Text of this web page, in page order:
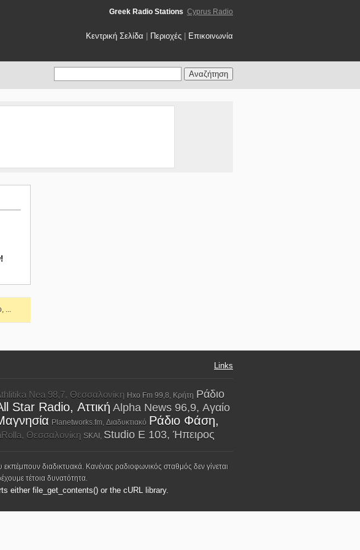
Greek Radio Stations Cyprus Radio
Κεντρική Σελίδα Περιοχές Επικοινωνία
...
Links
Nea 98,7, Θεσσαλονίκη Hxo Fm 99,8, Κρήτη Ράδιο
Star Radio, Αττική Alpha News 96,9, Αγαίο
Planetworks.fm, Διαδυκτιακό Ράδιο Φάση,
Θεσσαλονίκη SKAI, Studio E 103, Ήπειρος
διαδικτυακά. Κανένας ραδιοφωνικός σταθμός δεν γίνεται
τέτοια δυνατότητα.
either file_get_contents() or the cURL library.